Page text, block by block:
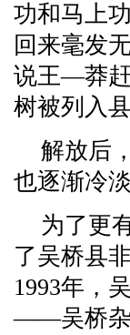
功和马上
回来毫发
说王—莽
树被列入
解放后
也逐渐冷
为了更
了吴桥县
1993年，
——吴桥杂